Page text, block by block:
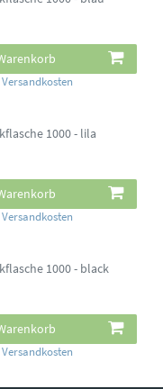
Versandkosten
1000 - lila
Versandkosten
1000 - black
Versandkosten